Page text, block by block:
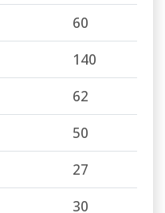
60
140
62
50
27
30